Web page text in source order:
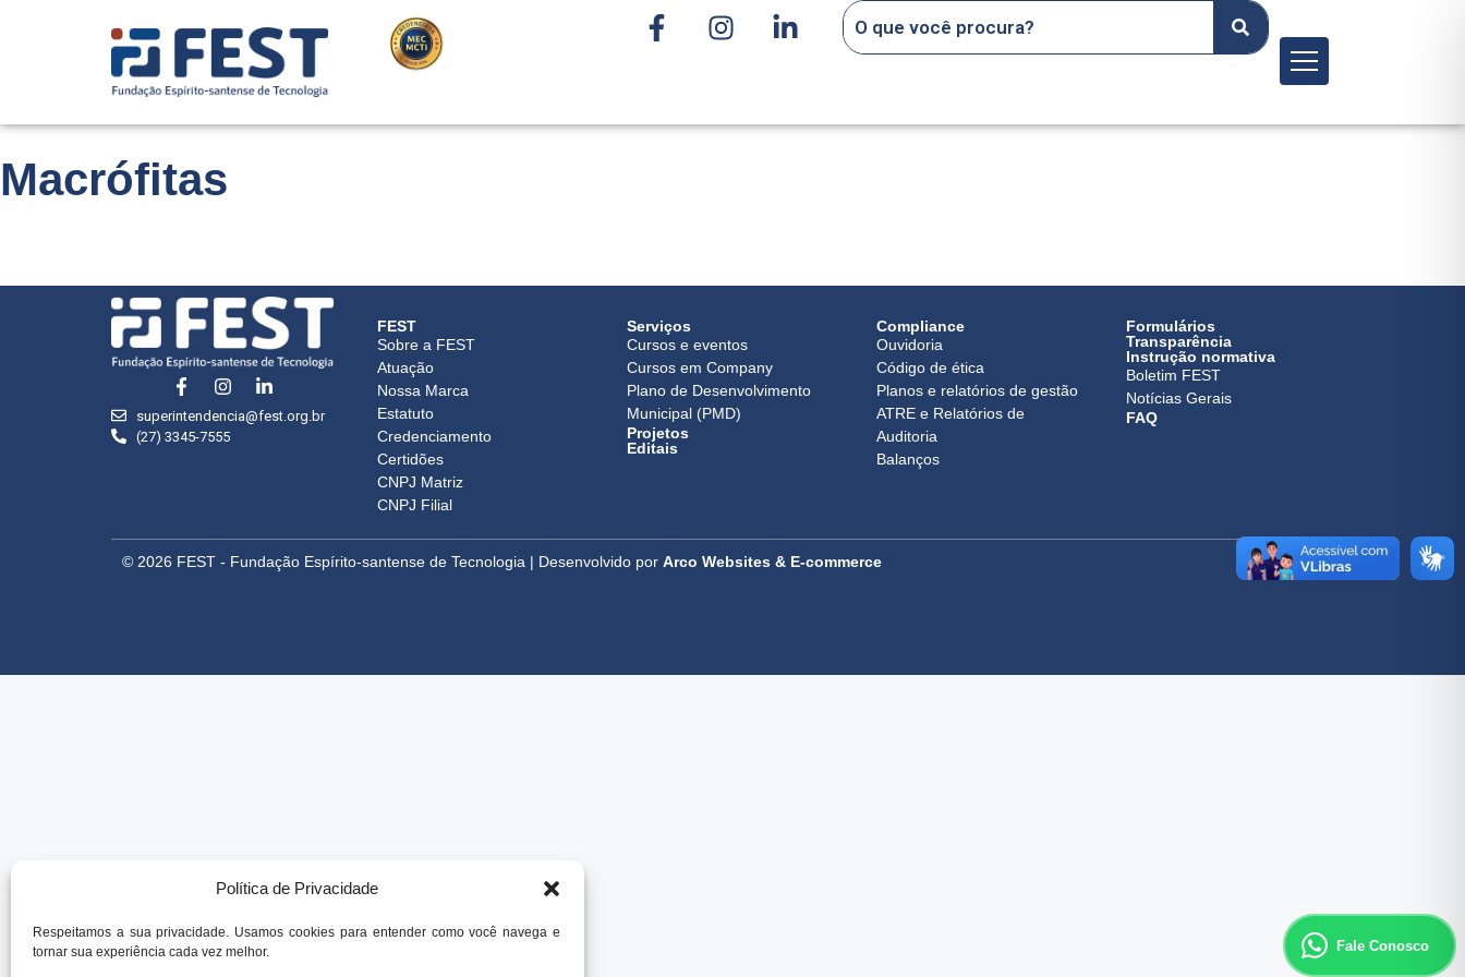
Política de Privacidade
Respeitamos a sua privacidade. Usamos cookies para entender como você navega e
tornar sua experiência cada vez melhor.
Menu
Macrófitas
Fale Conosco
superintendencia@fest.org.br
(27) 3345-7555
FEST
Sobre a FEST
Atuação
Nossa Marca
Estatuto
Credenciamento
Certidões
CNPJ Matriz
CNPJ Filial
Serviços
Cursos e eventos
Cursos em Company
Plano de Desenvolvimento
Municipal (PMD)
Projetos
Editais
Compliance
Ouvidoria
Código de ética
Planos e relatórios de gestão
ATRE e Relatórios de
Auditoria
Balanços
Formulários
Transparência
Instrução normativa
Boletim FEST
Notícias Gerais
FAQ
© 2026 FEST - Fundação Espírito-santense de Tecnologia | Desenvolvido por Arco Websites & E-commerce